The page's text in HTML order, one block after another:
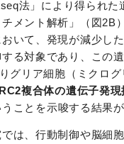
法」により得られ
メント解析」（図2B
いて、発現が減少し
る対象であり、この
グリア細胞（ミクロ
複合体の遺伝子発
うことを示唆する結果
は、行動制御や脳細